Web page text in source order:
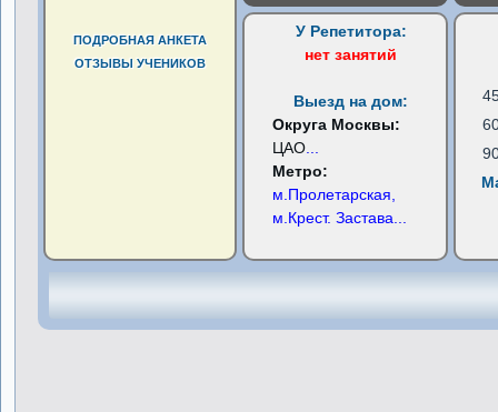
ПОДРОБНАЯ АНКЕТА
ОТЗЫВЫ УЧЕНИКОВ
У Репетитора:
нет занятий
Выезд на дом:
Округа Москвы:
ЦАО
Метро:
м.Пролетарская,
м.Крест. Застава